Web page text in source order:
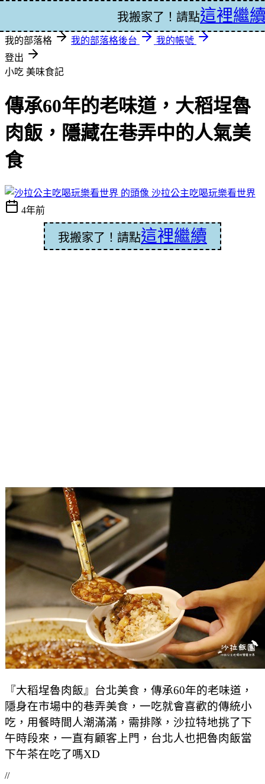
我的部落格 我的部落格後台
我的帳號
登出
小吃 美味食記
傳承60年的老味道，大稻埕魯
肉飯，隱藏在巷弄中的人氣美
食
沙拉公主吃喝玩樂看世界
4年前
我搬家了！請點這裡繼續
我搬家了！請點這裡繼
『大稻埕魯肉飯』台北美食，傳承60年的老味道，
隱身在市場中的巷弄美食，一吃就會喜歡的傳統小
吃，用餐時間人潮滿滿，需排隊，沙拉特地挑了下
午時段來，一直有顧客上門，台北人也把魯肉飯當
下午茶在吃了嗎XD
//